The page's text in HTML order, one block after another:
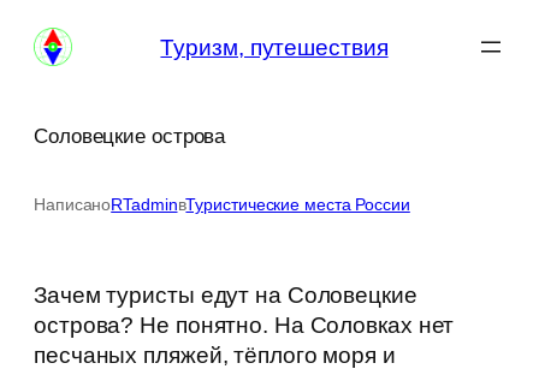
Перейти
Туризм, путешествия
Соловецкие острова
НаписаноRTadminвТуристические места России
Зачем туристы едут на Соловецкие
острова? Не понятно. На Соловках нет
песчаных пляжей, тёплого моря и